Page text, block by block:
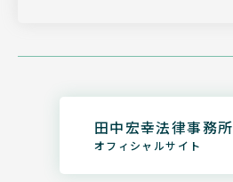
田中宏幸法律事務所
オフィシャルサイト